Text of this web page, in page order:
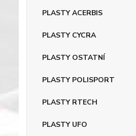
PLASTY ACERBIS
PLASTY CYCRA
PLASTY OSTATNÍ
PLASTY POLISPORT
PLASTY RTECH
PLASTY UFO